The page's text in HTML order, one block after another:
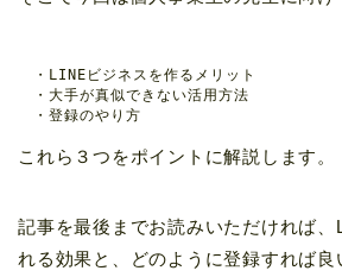
・LINEビジネスを作るメリット
・大手が真似できない活用方法
・登録のやり方
これら３つをポイントに解説します。
記事を最後までお読みいただければ
れる効果と、どのように登録すれば良